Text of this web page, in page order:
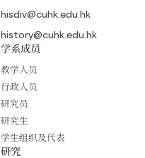
hisdiv@cuhk.edu.hk
history@cuhk.edu.hk
学系成员
教学人员
行政人员
研究员
研究生
学生组织及代表
研究